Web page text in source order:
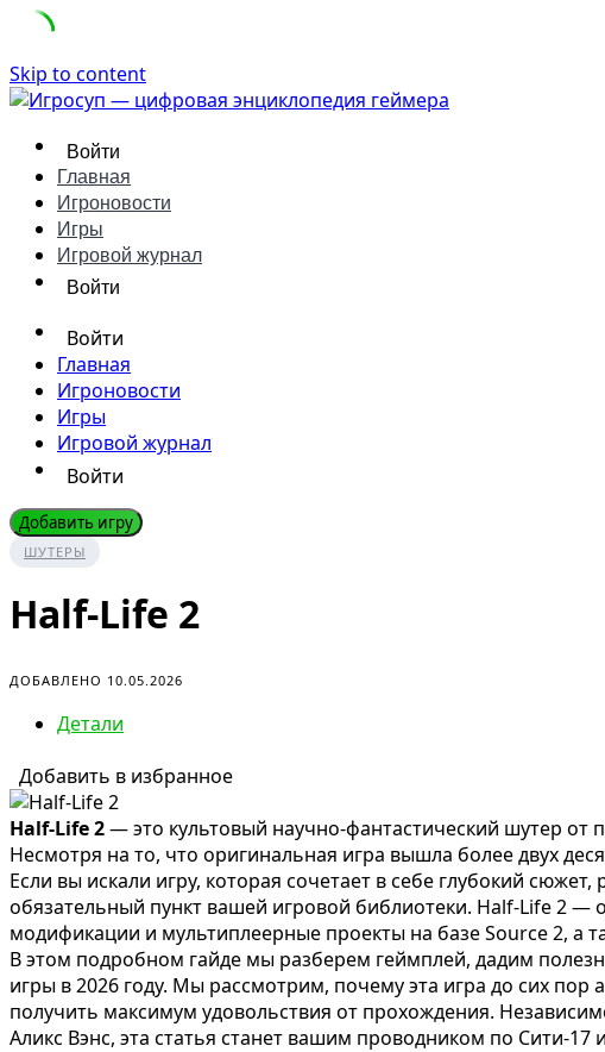
Skip to content
Войти
Главная
Игроновости
Игры
Игровой журнал
Войти
Войти
Главная
Игроновости
Игры
Игровой журнал
Войти
Добавить игру
ШУТЕРЫ
Half-Life 2
ДОБАВЛЕНО 10.05.2026
Детали
Добавить в избранное
Half-Life 2— это культовый научно-фантастический шутер от
Несмотря на то, что оригинальная игра вышла более двух
Если вы искали игру, которая сочетает в себе глубокий
обязательный пункт вашей игровой библиотеки. Half-Life 2 —
модификации и мультиплеерные проекты на базе Source 2, а
В этом подробном гайде мы разберем геймплей, дадим
игры в 2026 году. Мы рассмотрим, почему эта игра до сих
получить максимум удовольствия от прохождения.
Аликс Вэнс, эта статья станет вашим проводником по Сити-17